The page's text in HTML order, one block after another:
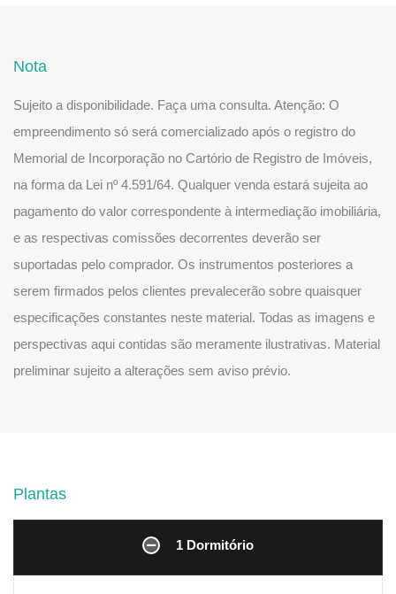
Nota
Sujeito a disponibilidade. Faça uma consulta. Atenção: O
empreendimento só será comercializado após o registro do
Memorial de Incorporação no Cartório de Registro de Imóveis,
na forma da Lei nº 4.591/64. Qualquer venda estará sujeita ao
pagamento do valor correspondente à intermediação imobiliária,
e as respectivas comissões decorrentes deverão ser
suportadas pelo comprador. Os instrumentos posteriores a
serem firmados pelos clientes prevalecerão sobre quaisquer
especificações constantes neste material. Todas as imagens e
perspectivas aqui contidas são meramente ilustrativas. Material
preliminar sujeito a alterações sem aviso prévio.
Plantas
1 Dormitório